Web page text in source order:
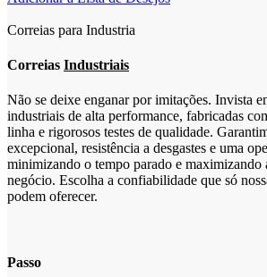
Correias para Industria
Correias Industriais
Não se deixe enganar por imitações. Invista
industriais de alta performance, fabricadas
linha e rigorosos testes de qualidade.
excepcional, resistência a desgastes e uma
minimizando o tempo parado e maximizando
negócio. Escolha a confiabilidade que só
podem oferecer.
Passo